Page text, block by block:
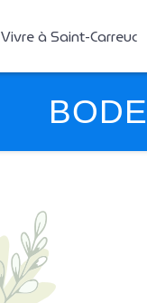
Vivre à Saint-Carreuc